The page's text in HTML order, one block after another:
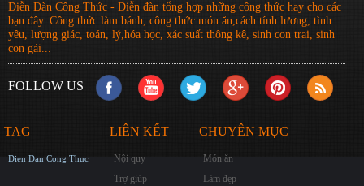
Diễn Đàn Công Thức - Diễn đàn tổng hợp những công thức hay cho các
bạn đây. Công thức làm bánh, công thức món ăn,cách tính lương, tình
yêu, lượng giác, toán, lý,hóa học, xác suất thông kê, sinh con trai, sinh
con gái...
FOLLOW US
TAG
Dien Dan Cong Thuc
LIÊN KẾT
Nội quy
Trợ giúp
CHUYÊN MỤC
Món ăn
Làm đẹp